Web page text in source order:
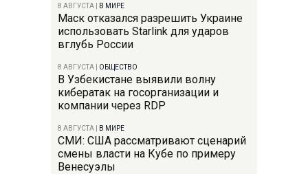
8 АВГУСТА В МИРЕ
Маск отказался разрешить Украине
использовать Starlink для ударов
вглубь России
8 АВГУСТА ОБЩЕСТВО
В Узбекистане выявили волну
кибератак на госорганизации и
компании через RDP
8 АВГУСТА В МИРЕ
СМИ: США рассматривают сценарий
смены власти на Кубе по примеру
Венесуэлы